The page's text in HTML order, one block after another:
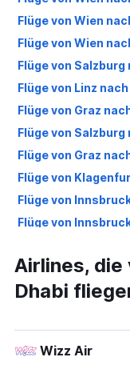
Flüge von Wien
Flüge von Wien
Flüge von Salzburg
Flüge von Linz
Flüge von Graz
Flüge von Salzburg
Flüge von Graz
Flüge von
Flüge von
Flüge von
Airlines, die
Dhabi
Wizz Air